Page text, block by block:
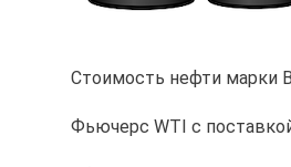
Стоимость нефти марки
Фьючерс WTI с